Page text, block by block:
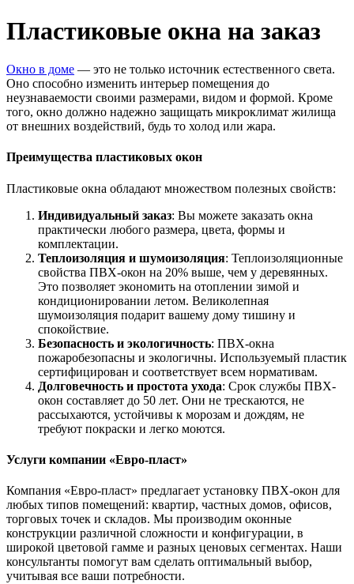
Пластиковые окна на заказ
Окно в доме — это не только источник естественного света.
Оно способно изменить интерьер помещения до
неузнаваемости своими размерами, видом и формой. Кроме
того, окно должно надежно защищать микроклимат жилища
от внешних воздействий, будь то холод или жара.
Преимущества пластиковых окон
Пластиковые окна обладают множеством полезных свойств:
Индивидуальный заказ: Вы можете заказать окна
практически любого размера, цвета, формы и
комплектации.
Теплоизоляция и шумоизоляция: Теплоизоляционные
свойства ПВХ-окон на 20% выше, чем у деревянных.
Это позволяет экономить на отоплении зимой и
кондиционировании летом. Великолепная
шумоизоляция подарит вашему дому тишину и
спокойствие.
Безопасность и экологичность: ПВХ-окна
пожаробезопасны и экологичны. Используемый пластик
сертифицирован и соответствует всем нормативам.
Долговечность и простота ухода: Срок службы ПВХ-
окон составляет до 50 лет. Они не трескаются, не
рассыхаются, устойчивы к морозам и дождям, не
требуют покраски и легко моются.
Услуги компании «Евро-пласт»
Компания «Евро-пласт» предлагает установку ПВХ-окон для
любых типов помещений: квартир, частных домов, офисов,
торговых точек и складов. Мы производим оконные
конструкции различной сложности и конфигурации, в
широкой цветовой гамме и разных ценовых сегментах. Наши
консультанты помогут вам сделать оптимальный выбор,
учитывая все ваши потребности.